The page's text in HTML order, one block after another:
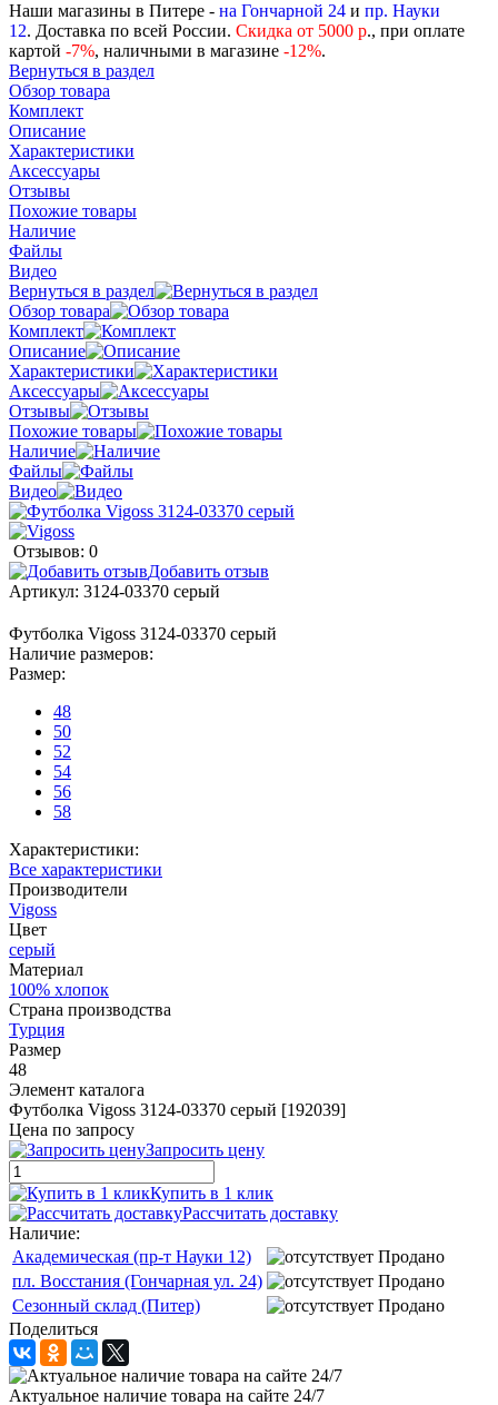
Наши магазины в Питере - на Гончарной 24 и пр. Науки
12. Доставка по всей России. Скидка от 5000 р., при оплате
картой -7%, наличными в магазине -12%.
Вернуться в раздел
Обзор товара
Комплект
Описание
Характеристики
Аксессуары
Отзывы
Похожие товары
Наличие
Файлы
Видео
Вернуться в раздел
Обзор товара
Комплект
Описание
Характеристики
Аксессуары
Отзывы
Похожие товары
Наличие
Файлы
Видео
Отзывов: 0
Добавить отзыв
Артикул: 3124-03370 серый
Футболка Vigoss 3124-03370 серый
Наличие размеров:
Размер:
48
50
52
54
56
58
Характеристики:
Все характеристики
Производители
Vigoss
Цвет
серый
Материал
100% хлопок
Страна производства
Турция
Размер
48
Элемент каталога
Футболка Vigoss 3124-03370 серый [192039]
Цена по запросу
Запросить цену
Купить в 1 клик
Рассчитать доставку
Наличие:
Академическая (пр-т Науки 12)
Продано
пл. Восстания (Гончарная ул. 24)
Продано
Сезонный склад (Питер)
Продано
Поделиться
Актуальное наличие товара на сайте 24/7